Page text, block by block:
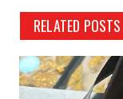
RELATED POSTS